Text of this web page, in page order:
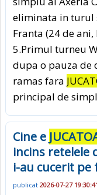
eliminata in turul
Franta (24 de ani,
5.Primul turneu
dupa o pauza de
ramas fara
principal de
Cine e
incins retelele
i-au cucerit pe
publicat 2026-07-27